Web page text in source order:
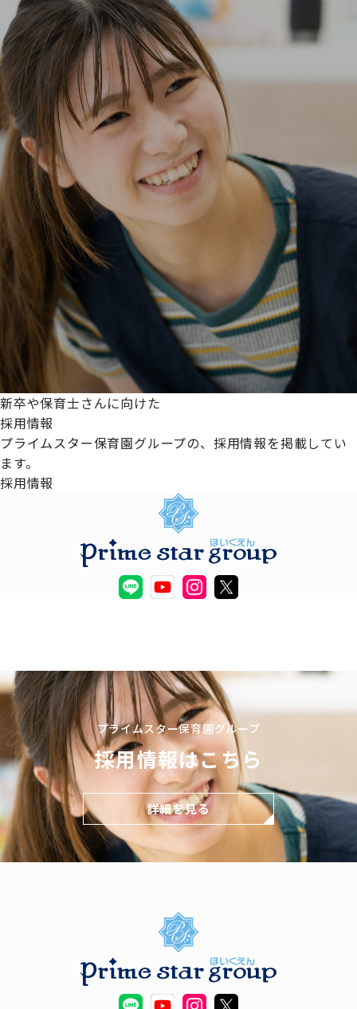
新卒や保育士さんに向けた
採用情報
プライムスター保育園グループの、採用情報を掲載してい
ます。
採用情報
プライムスター保育園グループ
採用情報はこちら
詳細を見る